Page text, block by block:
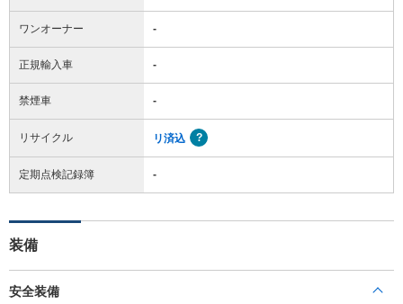
ワンオーナー -
正規輸入車 -
禁煙車 -
リサイクル リ済込
定期点検記録簿 -
装備
安全装備